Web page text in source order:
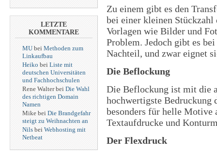
LETZTE
KOMMENTARE
MU bei Methoden zum
Linkaufbau
Heiko bei Liste mit
deutschen Universitäten
und Fachhochschulen
Rene Walter bei Die Wahl
des richtigen Domain
Namen
Mike bei Die Brandgefahr
steigt zu Weihnachten an
Nils bei Webhosting mit
Netbeat
Zu einem gibt es den
bei einer kleinen
Vorlagen wie Bilder und
Problem. Jedoch gibt es
Nachteil, und zwar eignet
Die Beflockung
Die Beflockung ist mit die
hochwertigste Bedruckung
besonders für helle Motive
Textaufdrucke und
Der Flexdruck